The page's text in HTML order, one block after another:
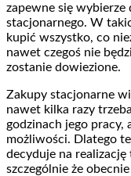
zapewne się wybierze
stacjonarnego. W
kupić wszystko, co
nawet czegoś nie
zostanie dowiezione.
Zakupy stacjonarne
nawet kilka razy
godzinach jego pracy,
możliwości. Dlatego
decyduje na
szczególnie że